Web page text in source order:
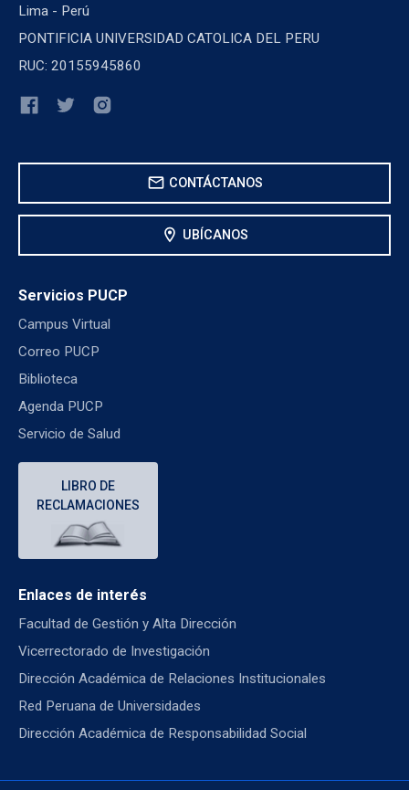
Lima - Perú
PONTIFICIA UNIVERSIDAD CATOLICA DEL PERU
RUC: 20155945860
mail CONTÁCTANOS
location_on UBÍCANOS
Servicios PUCP
Campus Virtual
Correo PUCP
Biblioteca
Agenda PUCP
Servicio de Salud
LIBRO DE
RECLAMACIONES
Enlaces de interés
Facultad de Gestión y Alta Dirección
Vicerrectorado de Investigación
Dirección Académica de Relaciones Institucionales
Red Peruana de Universidades
Dirección Académica de Responsabilidad Social